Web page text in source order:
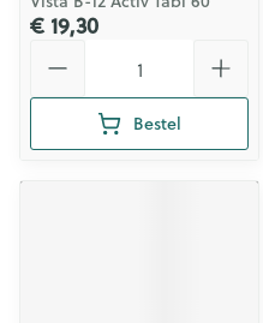
€ 19,30
Bestel